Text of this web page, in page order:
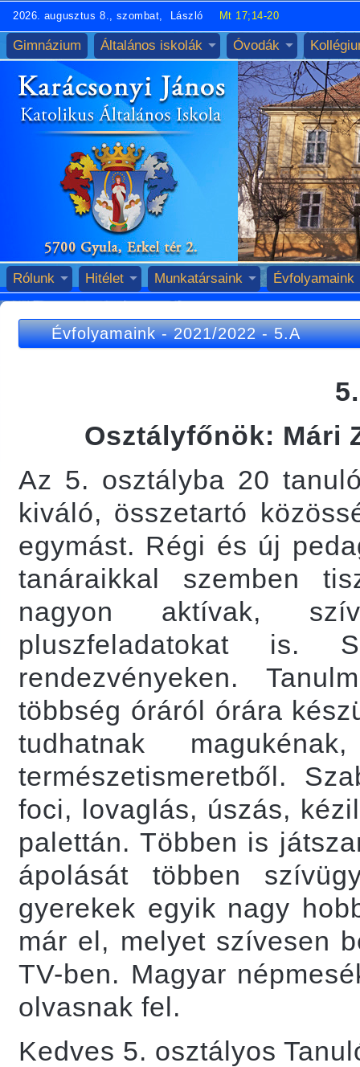
2026. augusztus 8., szombat, László Mt 17;14-20
Gimnázium Általános iskolák Óvodák
Rólunk Hitélet Munkatársaink Évfolyamaink
Évfolyamaink-2021/2022-5.A
Osztályfőnök: Mári
Az 5. osztályba 20
kiváló, összetartó
egymást. Régi és új
tanáraikkal szemben
nagyon aktívak,
pluszfeladatokat is.
rendezvényeken.
többség óráról órára
tudhatnak
természetismeretből.
foci, lovaglás, úszás,
palettán. Többen is
ápolását többen
gyerekek egyik nagy
már el, melyet szívesen
TV-ben. Magyar
olvasnak fel.
Kedves 5. osztályos